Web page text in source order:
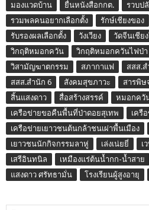
มองแวดบ้าน
ยื่นหนังสือกกต.
รวบป
รวมพลคนอยากเลือกตั้ง
รักษ์เชียงของ
รับรองผลเลือกตั้ง
วังเวียง วัดจีนเชีย
วิกฤติหมอกควัน
วิกฤติหมอกควันไฟป่า
วิสามัญฆาตกรรม
สภากาแฟ สสส.ส
สสส.สำนัก 6
สังคมสุขภาวะ
สารพิษ
สิ้นแสงดาว
สื่อสร้างสรรค์ หมอกควั
เครือข่ายขอคืนพื้นที่ป่าดอยสุเทพ
เครื
เครือข่ายเยาวชนต้นกล้าชนเผ่าพื้นเมือง
เยาวชนนักกิจกรรมลาหู่
เล่งเน่ยยี่
เ
เสรีอินทนิล
เหมืองแร่ต้นน้ำกก-น้ำสาย
แสงดาว ศรัทธามั่น
โรงเรียนผู้สูงอายุ